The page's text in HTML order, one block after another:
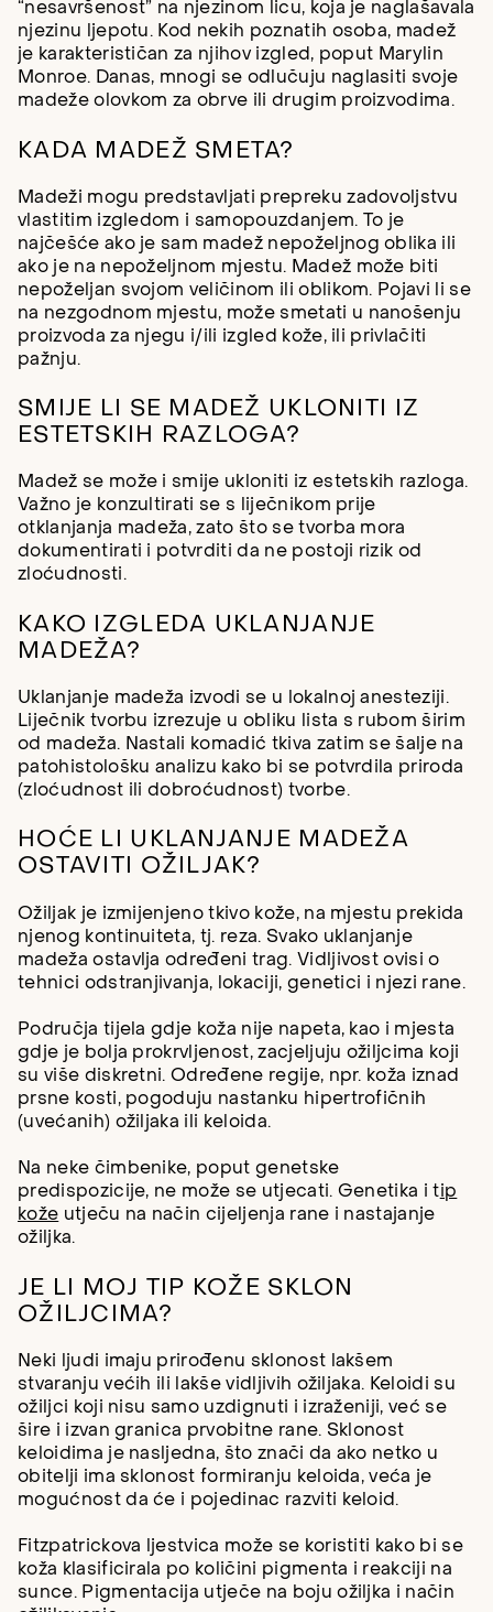
“nesavršenost” na njezinom licu, koja je naglašavala
njezinu ljepotu. Kod nekih poznatih osoba, madež
je karakterističan za njihov izgled, poput Marylin
Monroe. Danas, mnogi se odlučuju naglasiti svoje
madeže olovkom za obrve ili drugim proizvodima.
KADA MADEŽ SMETA?
Madeži mogu predstavljati prepreku zadovoljstvu
vlastitim izgledom i samopouzdanjem. To je
najčešće ako je sam madež nepoželjnog oblika ili
ako je na nepoželjnom mjestu. Madež može biti
nepoželjan svojom veličinom ili oblikom. Pojavi li se
na nezgodnom mjestu, može smetati u nanošenju
proizvoda za njegu i/ili izgled kože, ili privlačiti
pažnju.
SMIJE LI SE MADEŽ UKLONITI IZ
ESTETSKIH RAZLOGA?
Madež se može i smije ukloniti iz estetskih razloga.
Važno je konzultirati se s liječnikom prije
otklanjanja madeža, zato što se tvorba mora
dokumentirati i potvrditi da ne postoji rizik od
zloćudnosti.
KAKO IZGLEDA UKLANJANJE
MADEŽA?
Uklanjanje madeža izvodi se u lokalnoj anesteziji.
Liječnik tvorbu izrezuje u obliku lista s rubom širim
od madeža. Nastali komadić tkiva zatim se šalje na
patohistološku analizu kako bi se potvrdila priroda
(zloćudnost ili dobroćudnost) tvorbe.
HOĆE LI UKLANJANJE MADEŽA
OSTAVITI OŽILJAK?
Ožiljak je izmijenjeno tkivo kože, na mjestu prekida
njenog kontinuiteta, tj. reza. Svako uklanjanje
madeža ostavlja određeni trag. Vidljivost ovisi o
tehnici odstranjivanja, lokaciji, genetici i njezi rane.
Područja tijela gdje koža nije napeta, kao i mjesta
gdje je bolja prokrvljenost, zacjeljuju ožiljcima koji
su više diskretni. Određene regije, npr. koža iznad
prsne kosti, pogoduju nastanku hipertrofičnih
(uvećanih) ožiljaka ili keloida.
Na neke čimbenike, poput genetske
predispozicije, ne može se utjecati. Genetika i tip
kože utječu na način cijeljenja rane i nastajanje
ožiljka.
JE LI MOJ TIP KOŽE SKLON
OŽILJCIMA?
Neki ljudi imaju prirođenu sklonost lakšem
stvaranju većih ili lakše vidljivih ožiljaka. Keloidi su
ožiljci koji nisu samo uzdignuti i izraženiji, već se
šire i izvan granica prvobitne rane. Sklonost
keloidima je nasljedna, što znači da ako netko u
obitelji ima sklonost formiranju keloida, veća je
mogućnost da će i pojedinac razviti keloid.
Fitzpatrickova ljestvica može se koristiti kako bi se
koža klasificirala po količini pigmenta i reakciji na
sunce. Pigmentacija utječe na boju ožiljka i način